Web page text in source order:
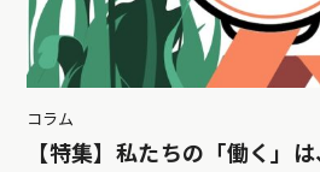
コラム
【特集】私たちの「働く」